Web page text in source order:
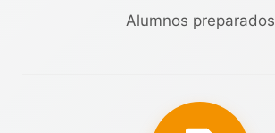
Alumnos preparados